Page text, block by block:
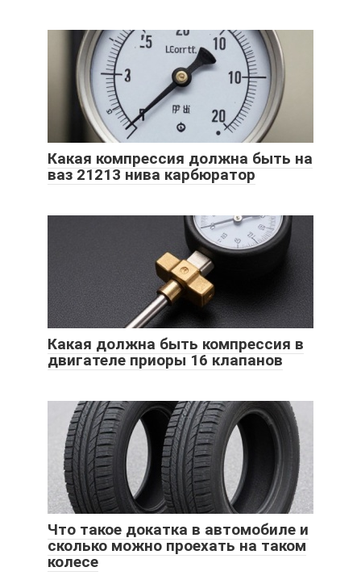
Какая компрессия должна быть на
ваз 21213 нива карбюратор
Какая должна быть компрессия в
двигателе приоры 16 клапанов
Что такое докатка в автомобиле и
сколько можно проехать на таком
колесе